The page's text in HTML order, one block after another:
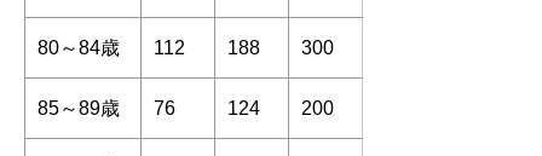
80～84歳 112 188 300
85～89歳 76 124 200